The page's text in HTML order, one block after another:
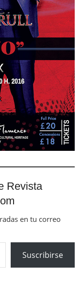
Revista
en tu correo
Suscribirse